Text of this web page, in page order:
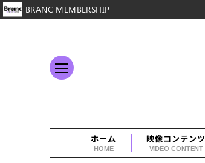
ホーム
HOME
映像コンテンツ
VIDEO CONTENT
BRANC MEMBERSHIP